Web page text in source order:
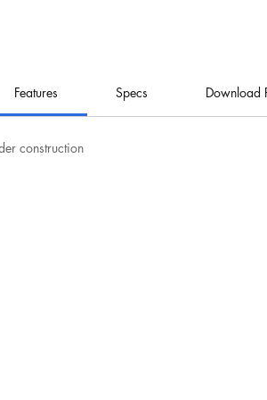
Features Specs Download
construction